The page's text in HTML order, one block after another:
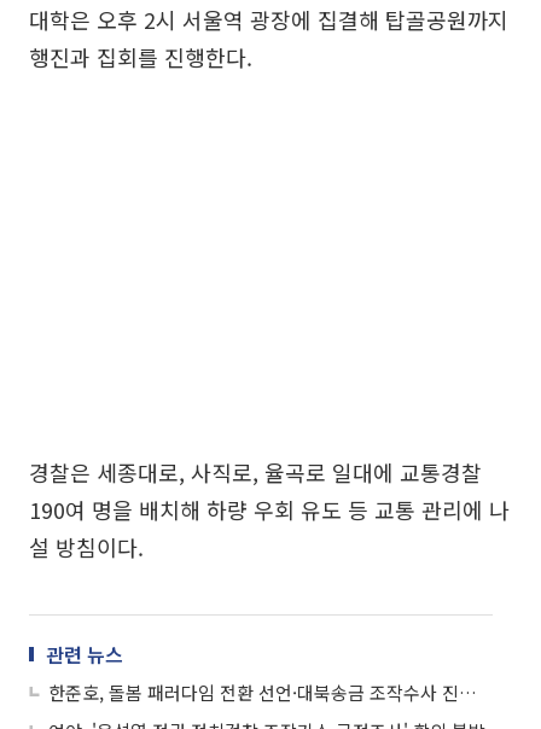
대학은 오후 2시 서울역 광장에 집결해 탑골공원까지
행진과 집회를 진행한다.
경찰은 세종대로, 사직로, 율곡로 일대에 교통경찰
190여 명을 배치해 하량 우회 유도 등 교통 관리에 나
설 방침이다.
관련 뉴스
한준호, 돌봄 패러다임 전환 선언·대북송금 조작수사 진상규명 촉구 동시 가동